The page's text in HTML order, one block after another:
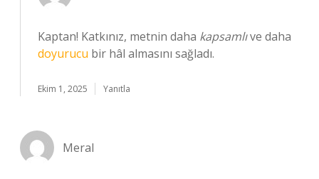
Kaptan! Katkınız, metnin daha kapsamlıve daha
doyurucu bir hâl almasını sağladı.
Ekim 1, 2025 Yanıtla
Meral